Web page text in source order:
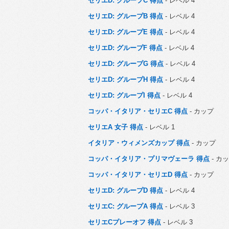
セリエD: グループB 得点 - レベル 4
セリエD: グループE 得点 - レベル 4
セリエD: グループF 得点 - レベル 4
セリエD: グループG 得点 - レベル 4
セリエD: グループH 得点 - レベル 4
セリエD: グループI 得点 - レベル 4
コッパ・イタリア・セリエC 得点 - カップ
セリエA 女子 得点 - レベル 1
イタリア・ウィメンズカップ 得点 - カップ
コッパ・イタリア・プリマヴェーラ 得点 - カ
コッパ・イタリア・セリエD 得点 - カップ
セリエD: グループD 得点 - レベル 4
セリエC: グループA 得点 - レベル 3
セリエCプレーオフ 得点 - レベル 3